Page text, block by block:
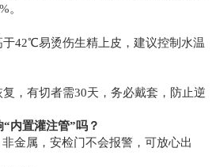
。
42℃易烫伤生精上皮，建议控制水温
，有切者需30天，务必戴套，防止逆
内置灌注管”吗？
金属，安检门不会报警，可放心出